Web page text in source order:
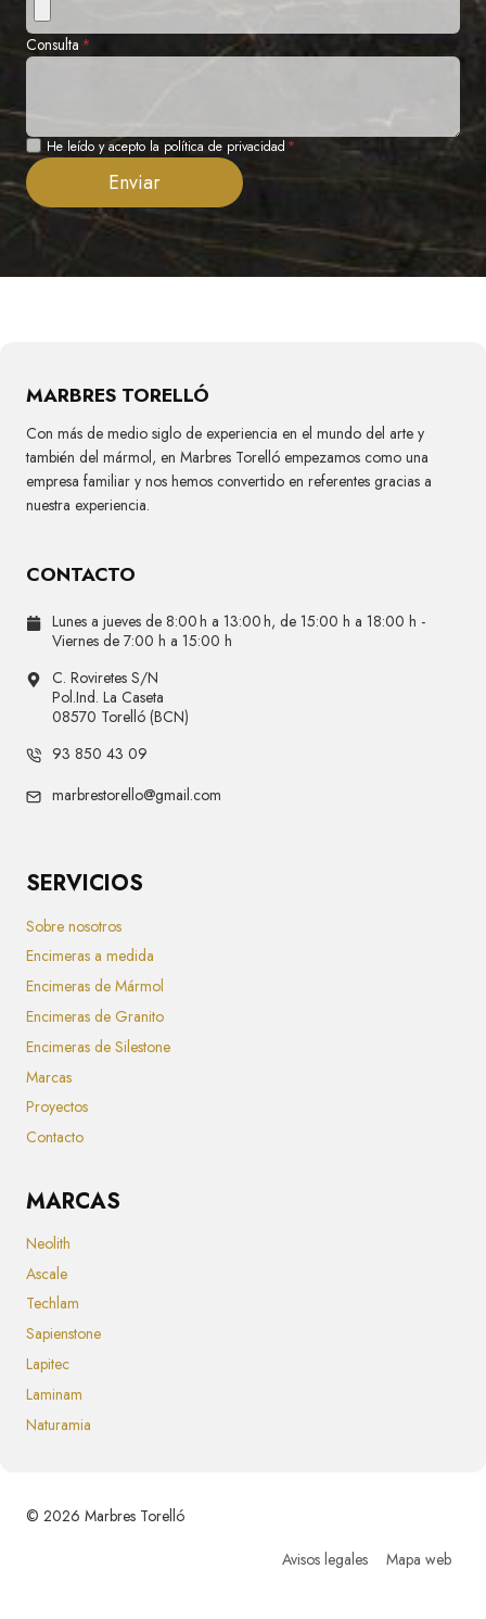
Consulta *
Privacidad
He leído y acepto la política de privacidad *
Enviar
MARBRES TORELLÓ
Con más de medio siglo de experiencia en el mundo del arte y
también del mármol, en Marbres Torelló empezamos como una
empresa familiar y nos hemos convertido en referentes gracias a
nuestra experiencia.
CONTACTO
Lunes a jueves de 8:00 h a 13:00 h, de 15:00 h a 18:00 h -
Viernes de 7:00 h a 15:00 h
C. Roviretes S/N
Pol.Ind. La Caseta
08570 Torelló (BCN)
93 850 43 09
marbrestorello@gmail.com
SERVICIOS
Sobre nosotros
Encimeras a medida
Encimeras de Mármol
Encimeras de Granito
Encimeras de Silestone
Marcas
Proyectos
Contacto
MARCAS
Neolith
Ascale
Techlam
Sapienstone
Lapitec
Laminam
Naturamia
© 2026 Marbres Torelló
Avisos legales Mapa web